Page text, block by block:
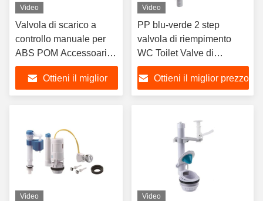
Video
Valvola di scarico a
controllo manuale per
ABS POM Accessoari di
vasca igienica di
plastica a risparmio
idrico
Ottieni il miglior
Video
PP blu-verde 2 step
valvola di riempimento
WC Toilet Valve di
riempimento per istituti
educativi
Ottieni il miglior prezzo
Video Video